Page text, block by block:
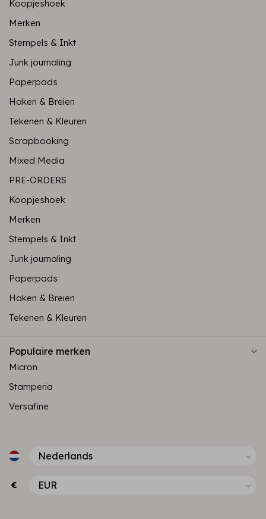
Koopjeshoek
Merken
Stempels & Inkt
Junk journaling
Paperpads
Haken & Breien
Tekenen & Kleuren
Scrapbooking
Mixed Media
PRE-ORDERS
Koopjeshoek
Merken
Stempels & Inkt
Junk journaling
Paperpads
Haken & Breien
Tekenen & Kleuren
Populaire merken
Micron
Stamperia
Versafine
€